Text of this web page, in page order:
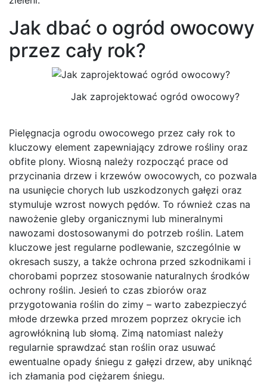
Jak dbać o ogród owocowy
przez cały rok?
Jak zaprojektować ogród owocowy?
Pielęgnacja ogrodu owocowego przez cały rok to
kluczowy element zapewniający zdrowe rośliny oraz
obfite plony. Wiosną należy rozpocząć prace od
przycinania drzew i krzewów owocowych, co pozwala
na usunięcie chorych lub uszkodzonych gałęzi oraz
stymuluje wzrost nowych pędów. To również czas na
nawożenie gleby organicznymi lub mineralnymi
nawozami dostosowanymi do potrzeb roślin. Latem
kluczowe jest regularne podlewanie, szczególnie w
okresach suszy, a także ochrona przed szkodnikami i
chorobami poprzez stosowanie naturalnych środków
ochrony roślin. Jesień to czas zbiorów oraz
przygotowania roślin do zimy – warto zabezpieczyć
młode drzewka przed mrozem poprzez okrycie ich
agrowłókniną lub słomą. Zimą natomiast należy
regularnie sprawdzać stan roślin oraz usuwać
ewentualne opady śniegu z gałęzi drzew, aby uniknąć
ich złamania pod ciężarem śniegu.